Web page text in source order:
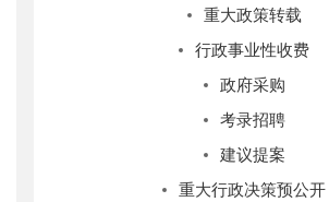
重大政策转载
行政事业性收费
政府采购
考录招聘
建议提案
重大行政决策预公开